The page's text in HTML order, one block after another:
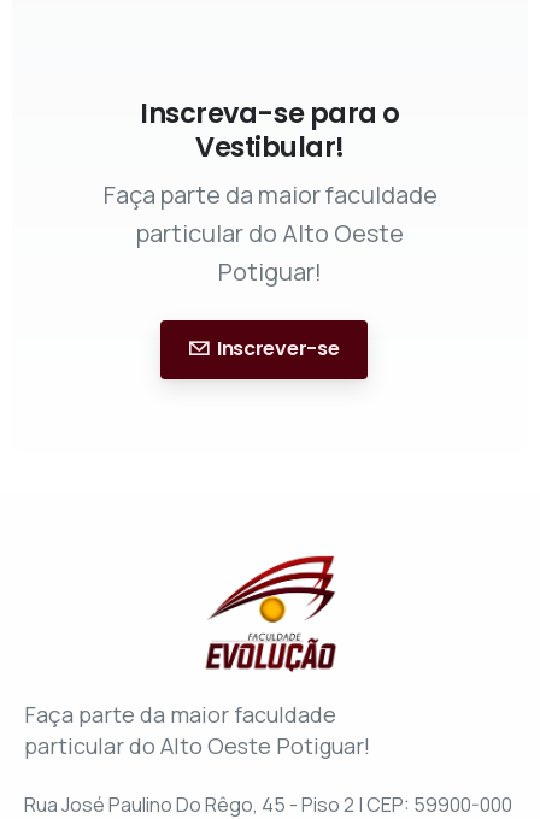
Inscreva-se para o
Vestibular!
Faça parte da maior faculdade
particular do Alto Oeste
Potiguar!
Inscrever-se
Faça parte da maior faculdade
particular do Alto Oeste Potiguar!
Rua José Paulino Do Rêgo, 45 - Piso 2 | CEP: 59900-000